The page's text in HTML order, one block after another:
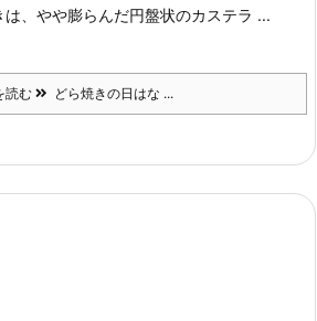
は、やや膨らんだ円盤状のカステラ ...
読む どら焼きの日はな ...